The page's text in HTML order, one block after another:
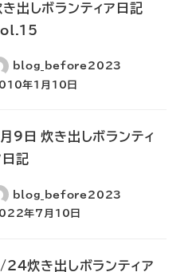
き出しボランティア日記
blog_before2023
年1月10日
9日 炊き出しボランティ
日記
blog_before2023
年7月10日
炊き出しボランティア